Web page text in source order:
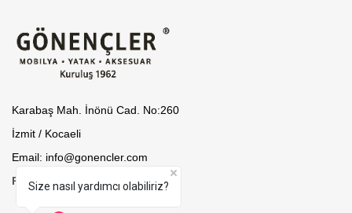
Karabaş Mah. İnönü Cad. No:260
İzmit / Kocaeli
Email: info@gonencler.com
Phone: (262) 321 37 53
Size nasıl yardımcı olabiliriz?